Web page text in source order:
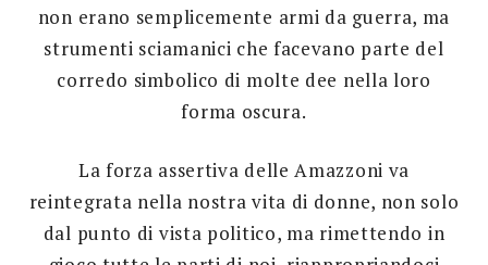
non erano semplicemente armi da guerra, ma
strumenti sciamanici che facevano parte del
corredo simbolico di molte dee nella loro
forma oscura.
La forza assertiva delle Amazzoni va
reintegrata nella nostra vita di donne, non solo
dal punto di vista politico, ma rimettendo in